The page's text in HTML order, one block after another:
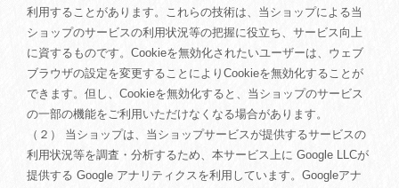
利用することがあります。これらの技術は、当ショップによる当
ショップのサービスの利用状況等の把握に役立ち、サービス向上
に資するものです。Cookieを無効化されたいユーザーは、ウェブ
ブラウザの設定を変更することによりCookieを無効化することが
できます。但し、Cookieを無効化すると、当ショップのサービス
の一部の機能をご利用いただけなくなる場合があります。
（２） 当ショップは、当ショップサービスが提供するサービスの
利用状況等を調査・分析するため、本サービス上に Google LLCが
提供する Google アナリティクスを利用しています。Googleアナ